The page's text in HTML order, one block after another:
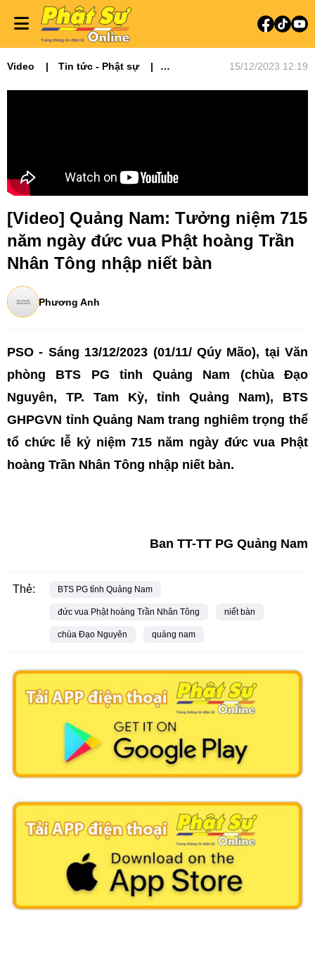
Video
Tin tức - Phật sự
15/12/2023 12:19
[Video] Quảng Nam: Tưởng niệm 715
năm ngày đức vua Phật hoàng Trần
Nhân Tông nhập niết bàn
Phương Anh
PSO - Sáng 13/12/2023 (01/11/ Qúy Mão), tại Văn
phòng BTS PG tỉnh Quảng Nam (chùa Đạo
Nguyên, TP. Tam Kỳ, tỉnh Quảng Nam), BTS
GHPGVN tỉnh Quảng Nam trang nghiêm trọng thể
tổ chức lễ kỷ niệm 715 năm ngày đức vua Phật
hoàng Trần Nhân Tông nhập niết bàn.
Ban TT-TT PG Quảng Nam
Thẻ: BTS PG tỉnh Quảng Nam
đức vua Phật hoàng Trần Nhân Tông niết bàn
chùa Đạo Nguyên quảng nam